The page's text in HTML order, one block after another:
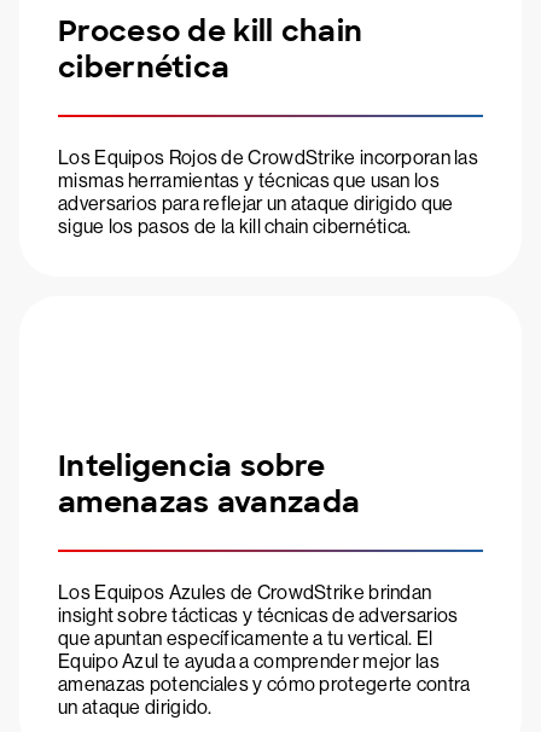
Proceso de kill chain
cibernética
Los Equipos Rojos de CrowdStrike incorporan las
mismas herramientas y técnicas que usan los
adversarios para reflejar un ataque dirigido que
sigue los pasos de la kill chain cibernética.
Inteligencia sobre
amenazas avanzada
Los Equipos Azules de CrowdStrike brindan
insight sobre tácticas y técnicas de adversarios
que apuntan específicamente a tu vertical. El
Equipo Azul te ayuda a comprender mejor las
amenazas potenciales y cómo protegerte contra
un ataque dirigido.